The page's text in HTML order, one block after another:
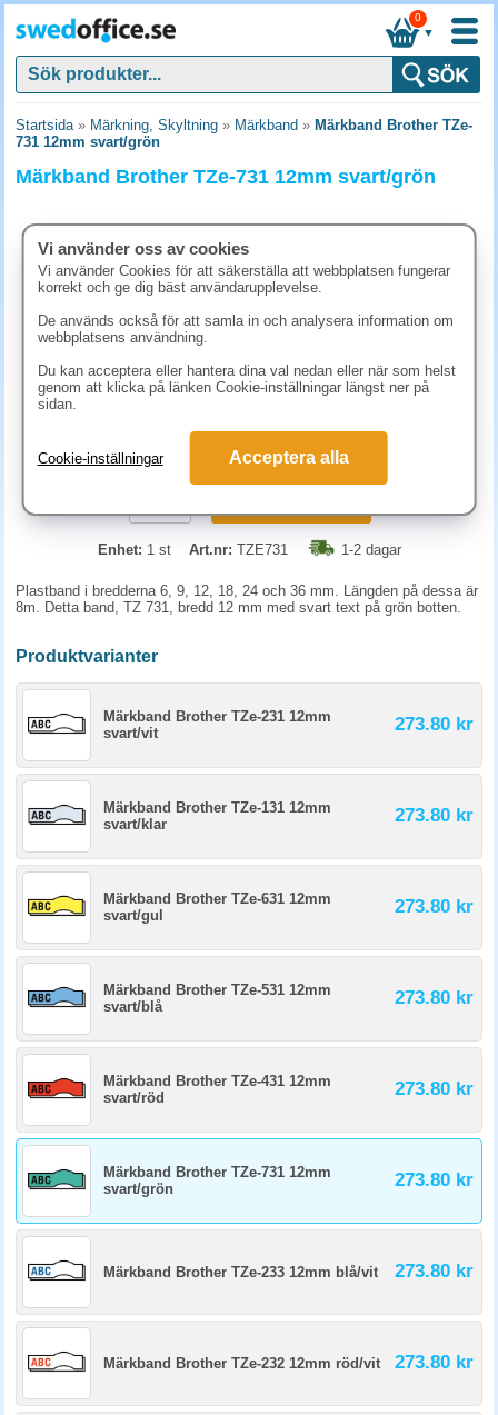
▼
0
Startsida» Märkning, Skyltning » Märkband » Märkband Brother TZe-
731 12mm svart/grön
Märkband Brother TZe-731 12mm svart/grön
273.80 kr (inkl. moms)
Enhet: 1 st Art.nr: TZE731 1-2 dagar
Plastband i bredderna 6, 9, 12, 18, 24 och 36 mm. Längden på dessa är
8m. Detta band, TZ 731, bredd 12 mm med svart text på grön botten.
Produktvarianter
Märkband Brother TZe-231 12mm
svart/vit
273.80 kr
Märkband Brother TZe-131 12mm
svart/klar
273.80 kr
Märkband Brother TZe-631 12mm
svart/gul
273.80 kr
Märkband Brother TZe-531 12mm
svart/blå
273.80 kr
Märkband Brother TZe-431 12mm
svart/röd
273.80 kr
Märkband Brother TZe-731 12mm
svart/grön
273.80 kr
Märkband Brother TZe-233 12mm blå/vit 273.80 kr
Märkband Brother TZe-232 12mm röd/vit 273.80 kr
Vi använder oss av cookies
Vi använder Cookies för att säkerställa att webbplatsen fungerar
korrekt och ge dig bäst användarupplevelse.
De används också för att samla in och analysera information om
webbplatsens användning.
Du kan acceptera eller hantera dina val nedan eller när som helst
genom att klicka på länken Cookie-inställningar längst ner på
sidan.
Cookie-inställningar Acceptera alla